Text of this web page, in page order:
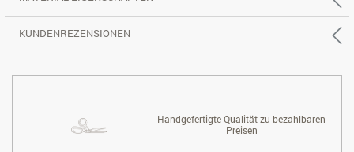
KUNDENREZENSIONEN
Handgefertigte Qualität zu bezahlbaren
Preisen